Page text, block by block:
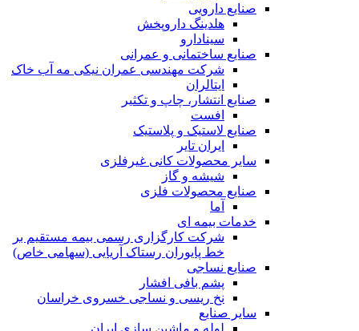
صنایع دارویی
هلدینگ داروپخش
سینادارو
صنایع ساختمانی و عمرانی
شرکت مهندسی عمران نیکی مه آب خاک
ایتالران
صنایع انتشار، چاپ و تکثير
افست
صنایع لاستیک و پلاستیک
ایران تایر
ساير محصولات كانی غيرفلزی
شیشه و گاز
صنایع محصولات فلزی
آما
خدمات بیمه ای
شرکت کارگزاری رسمی بیمه مستقیم بر
خط پایوران رستاک آریایی (سهامی خاص)
صنایع نساجی
پشم بافی افشار
نخ ریسی و نساجی خسروی خراسان
سایر صنایع
لوله و ماشین سازی ایران